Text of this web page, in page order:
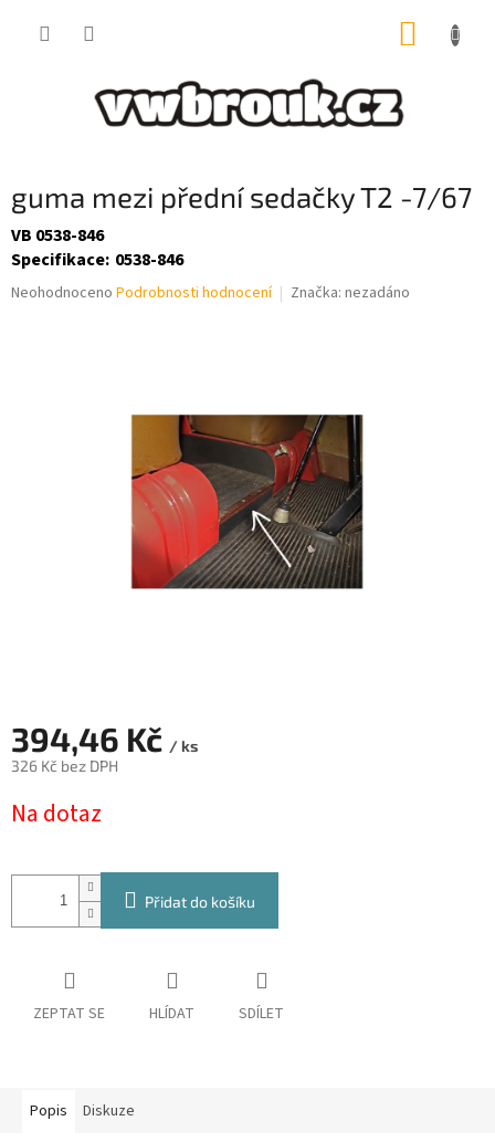
guma mezi přední sedačky T2 -7/67
VB 0538-846
Specifikace: 0538-846
Průměrné
Neohodnoceno Podrobnosti hodnocení Značka: nezadáno
394,46 Kč / ks
326 Kč bez DPH
cena:
Na dotaz
Přidat do košíku
ZEPTAT SE HLÍDAT SDÍLET
Popis Diskuze